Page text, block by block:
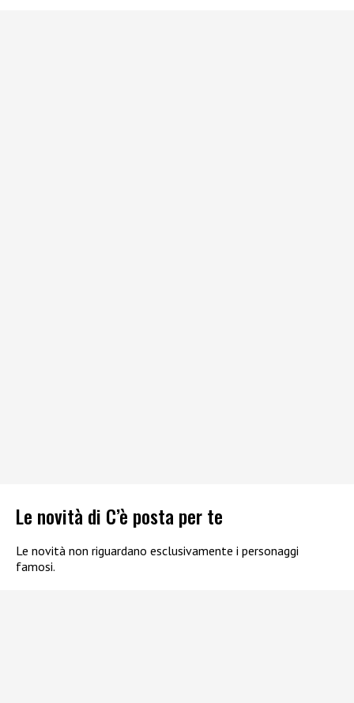
Le novità di C’è posta per te
Le novità non riguardano esclusivamente i personaggi
famosi.